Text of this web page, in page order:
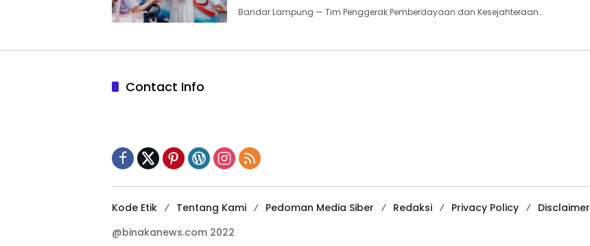
Bandar Lampung — Tim Penggerak Pemberdayaan dan Kesejahteraan…
Contact Info
Kode Etik Tentang Kami Pedoman Media Siber Redaksi Privacy Policy Disclaimer
@binakanews.com 2022